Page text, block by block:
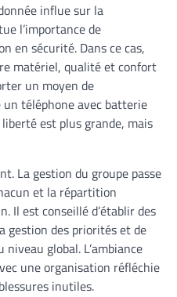
influe sur la
l’importance de
en sécurité. Dans ce cas,
matériel, qualité et confort
un moyen de
téléphone avec batterie
est plus grande, mais
La gestion du groupe passe
et la répartition
Il est conseillé d’établir des
gestion des priorités et de
global. L’ambiance
une organisation réfléchie
inutiles.